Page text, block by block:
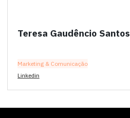
Teresa Gaudêncio Santos
Marketing & Comunicação
Linkedin